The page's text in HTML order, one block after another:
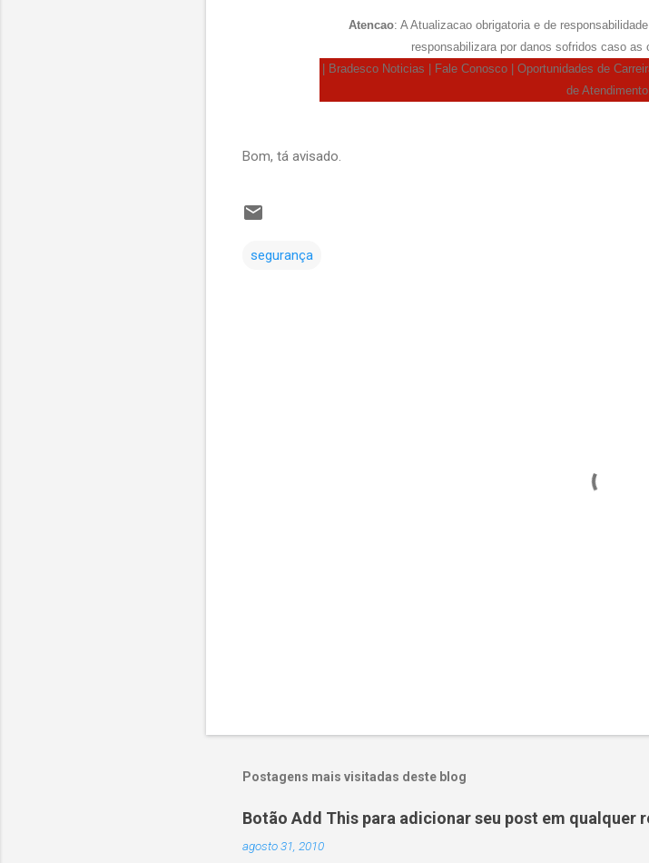
Atencao: A Atualizacao obrigatoria e de
responsabilizara por danos sofridos caso
| Bradesco Noticias | Fale Conosco | Oportunidades de
de Atendimento |
Bom, tá avisado.
segurança
Postagens mais visitadas deste blog
Botão Add This para adicionar seu post em qualquer
agosto 31, 2010